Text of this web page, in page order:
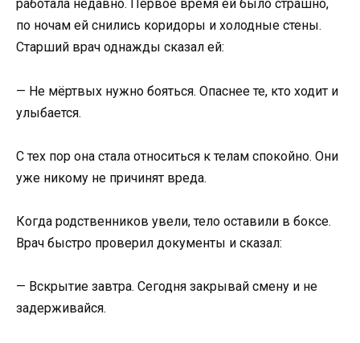
работала недавно. Первое время ей было страшно,
по ночам ей снились коридоры и холодные стены.
Старший врач однажды сказал ей:
— Не мёртвых нужно бояться. Опаснее те, кто ходит и
улыбается.
С тех пор она стала относиться к телам спокойно. Они
уже никому не причинят вреда.
Когда родственников увели, тело оставили в боксе.
Врач быстро проверил документы и сказал:
— Вскрытие завтра. Сегодня закрывай смену и не
задерживайся.